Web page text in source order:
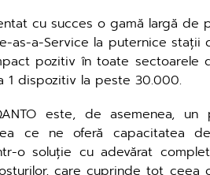
cu succes o gamă largă de
as-a-Service la puternice stații
pozitiv în toate sectoarele
1 dispozitiv la peste 30.000.
este, de asemenea, un
ce ne oferă capacitatea
o soluție cu adevărat